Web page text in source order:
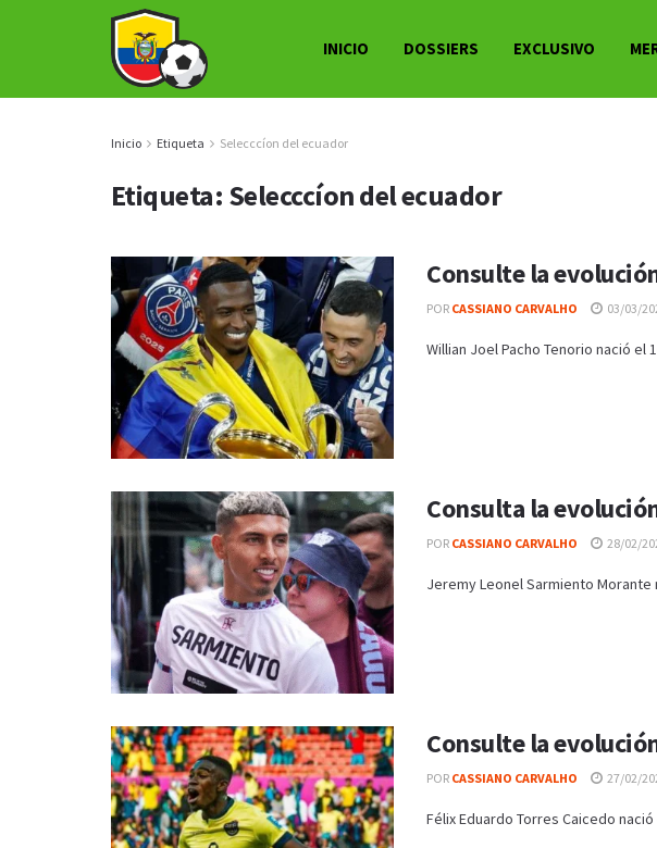
INICIO DOSSIERS EXCLUSIVO
Inicio Etiqueta Selecccíon del ecuador
Etiqueta: Selecccíon del ecuador
Consulte la
POR CASSIANO CARVALHO 03/03/
Willian Joel Pacho Tenorio nació
Consulta la
POR CASSIANO CARVALHO 28/02/
Jeremy Leonel Sarmiento Morante
Consulte la
POR CASSIANO CARVALHO 27/02/
Félix Eduardo Torres Caicedo